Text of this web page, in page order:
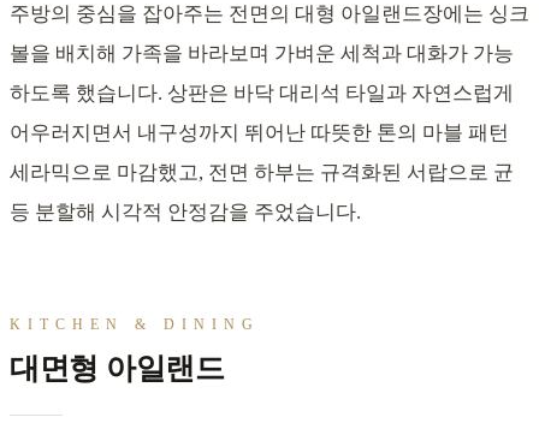
주방의 중심을 잡아주는 전면의 대형 아일랜드장에는 싱크
볼을 배치해 가족을 바라보며 가벼운 세척과 대화가 가능
하도록 했습니다. 상판은 바닥 대리석 타일과 자연스럽게
어우러지면서 내구성까지 뛰어난 따뜻한 톤의 마블 패턴
세라믹으로 마감했고, 전면 하부는 규격화된 서랍으로 균
등 분할해 시각적 안정감을 주었습니다.
KITCHEN & DINING
대면형 아일랜드